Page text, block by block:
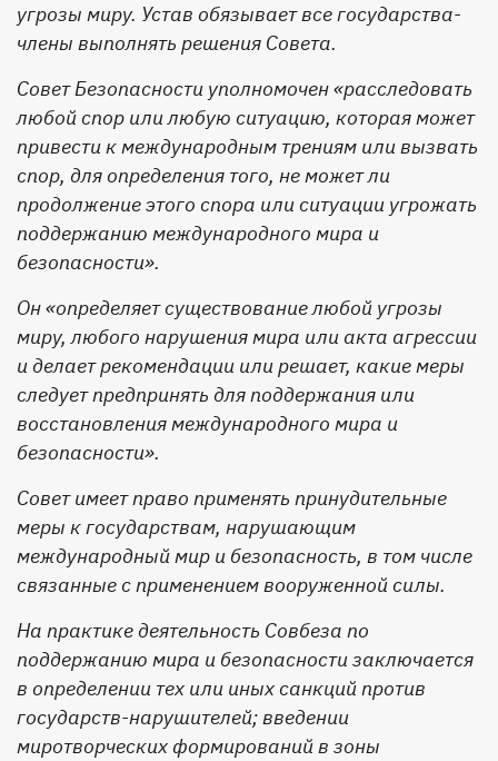
угрозы миру. Устав обязывает все государства-
члены выполнять решения Совета.
Совет Безопасности уполномочен «расследовать
любой спор или любую ситуацию, которая может
привести к международным трениям или вызвать
спор, для определения того, не может ли
продолжение этого спора или ситуации угрожать
поддержанию международного мира и
безопасности».
Он «определяет существование любой угрозы
миру, любого нарушения мира или акта агрессии
и делает рекомендации или решает, какие меры
следует предпринять для поддержания или
восстановления международного мира и
безопасности».
Совет имеет право применять принудительные
меры к государствам, нарушающим
международный мир и безопасность, в том числе
связанные с применением вооруженной силы.
На практике деятельность Совбеза по
поддержанию мира и безопасности заключается
в определении тех или иных санкций против
государств-нарушителей; введении
миротворческих формирований в зоны